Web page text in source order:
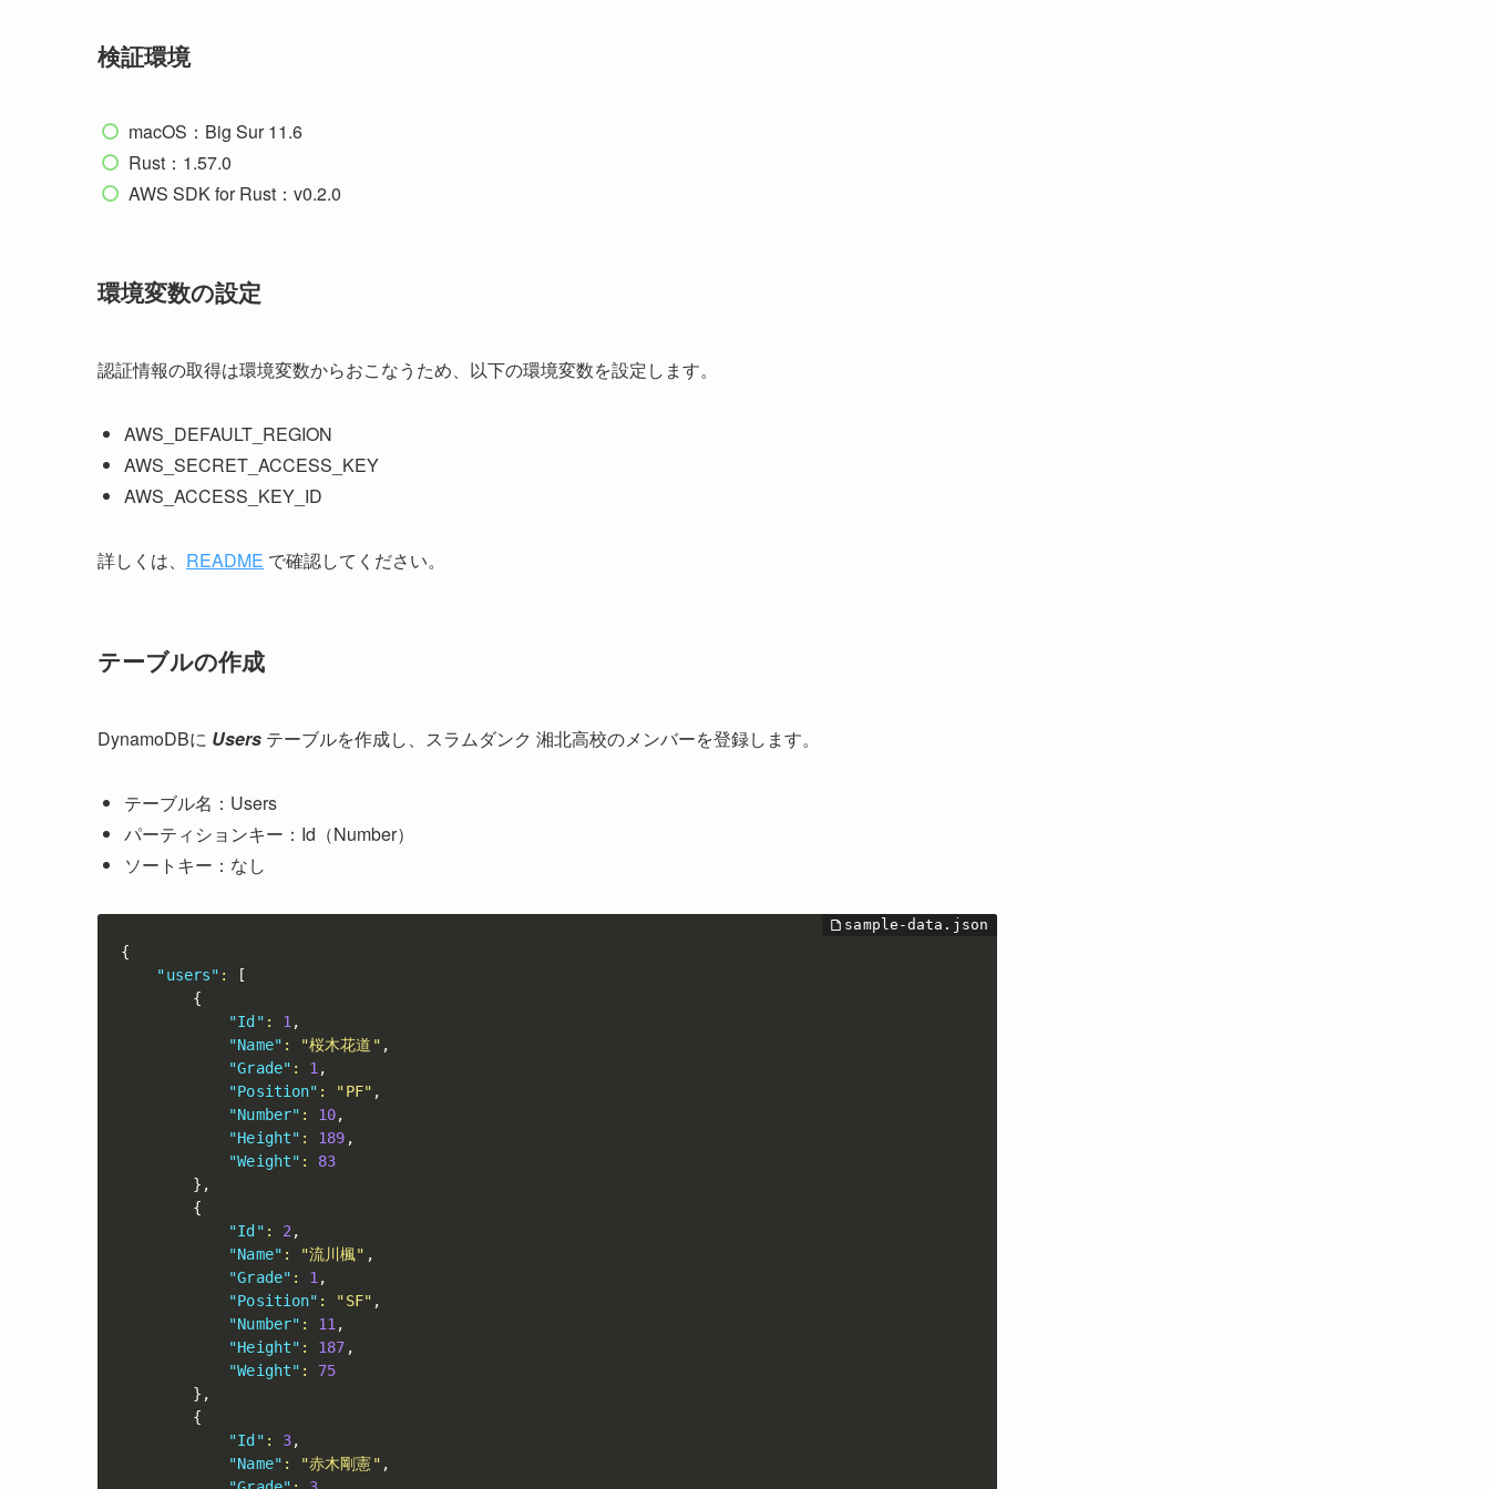
検証環境
macOS：Big Sur 11.6
Rust：1.57.0
AWS SDK for Rust：v0.2.0
環境変数の設定
認証情報の取得は環境変数からおこなうため、以下の環境変数を設定します。
AWS_DEFAULT_REGION
AWS_SECRET_ACCESS_KEY
AWS_ACCESS_KEY_ID
詳しくは、 README で確認してください。
テーブルの作成
DynamoDBに Users テーブルを作成し、スラムダンク 湘北高校のメンバーを登録します。
テーブル名：Users
パーティションキー：Id（Number）
ソートキー：なし
{
"users" :
[
{
"Id" : 1,
"Name" : "桜木花道" ,
"Grade" : 1,
"Position" : "PF" ,
"Number" : 10,
"Height" : 189 ,
"Weight" :
83
} ,
{
"Id" : 2,
"Name" : "流川楓" ,
"Grade" : 1,
"Position" : "SF" ,
"Number" : 11,
"Height" : 187 ,
"Weight" :
75
} ,
{
"Id" : 3,
"Name" : "赤木剛憲" ,